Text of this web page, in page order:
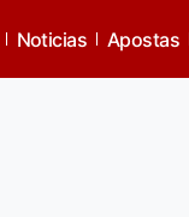
Noticias Apostas